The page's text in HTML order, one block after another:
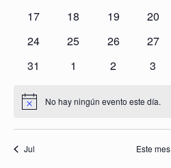
0
17
0
18
0
19
0
20
0
24
0
25
0
26
0
27
0
31
0
1
0
2
0
3
Aviso No hay ningún evento este día.
Jul Este mes